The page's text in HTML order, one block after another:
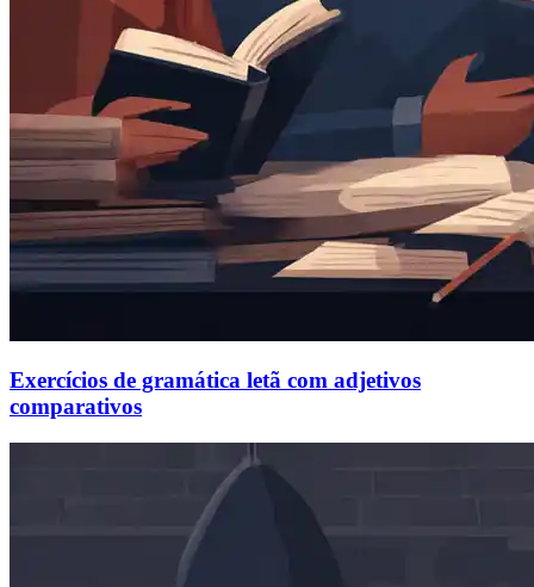
Exercícios de gramática letã com adjetivos
comparativos